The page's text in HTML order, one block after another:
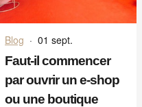
Blog · 01 sept.
Faut-il commencer
par ouvrir un e-shop
ou une boutique